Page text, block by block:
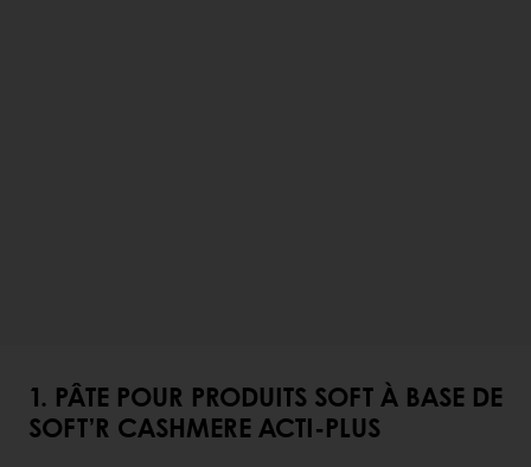
1. PÂTE POUR PRODUITS SOFT À BASE DE
SOFT’R CASHMERE ACTI-PLUS